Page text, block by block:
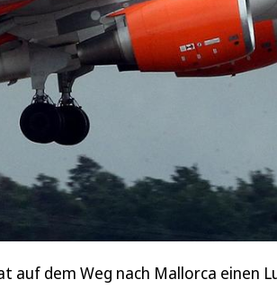
auf dem Weg nach Mallorca